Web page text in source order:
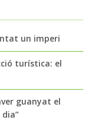
un imperi
turística: el
guanyat el